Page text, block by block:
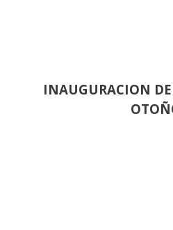
INAUGURACION